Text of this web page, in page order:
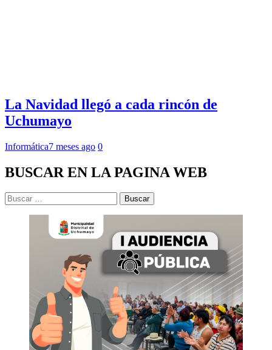
La Navidad llegó a cada rincón de
Uchumayo
Informática7 meses ago 0
BUSCAR EN LA PAGINA WEB
Buscar: